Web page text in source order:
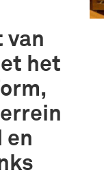
van
het
en